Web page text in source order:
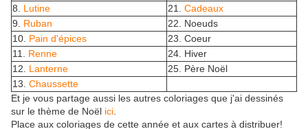
8. Lutine 21. Cadeaux
9. Ruban
22. Noeuds
10. Pain d'épices
23. Coeur
11. Renne
24. Hiver
12. Lanterne
25. Père Noël
13. Chaussette
Et je vous partage aussi les autres coloriages que j'ai dessinés
sur le thème de Noël ici
Place aux coloriages de cette année et aux cartes à distribuer!